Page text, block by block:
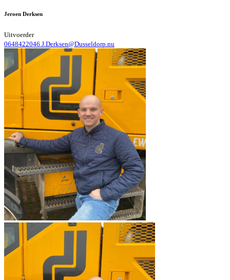
Jeroen Derksen
Uitvoerder
0648422046 J.Derksen@Dusseldorp.nu